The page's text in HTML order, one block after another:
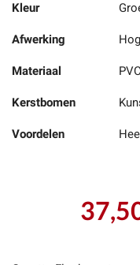
Kleur
Afwerking
Materiaal PVC
Kerstbomen
Voordelen